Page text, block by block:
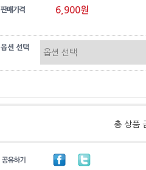
판매가격 6,900원
옵션 선택
총 상품